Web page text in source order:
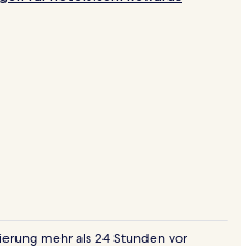
mehr als 24 Stunden vor